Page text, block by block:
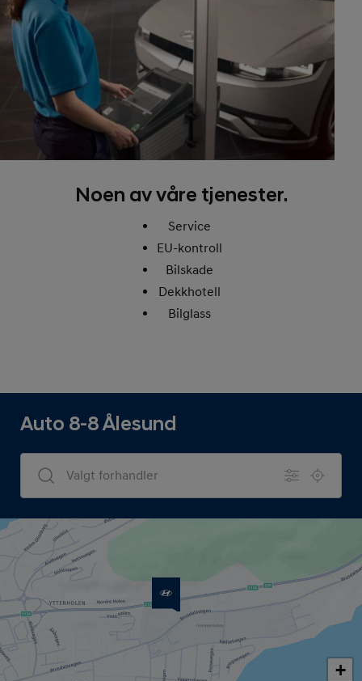
Noen av våre tjenester.
Service
EU-kontroll
Bilskade
Dekkhotell
Bilglass
+
Auto 8-8 Ålesund
Dealers Search